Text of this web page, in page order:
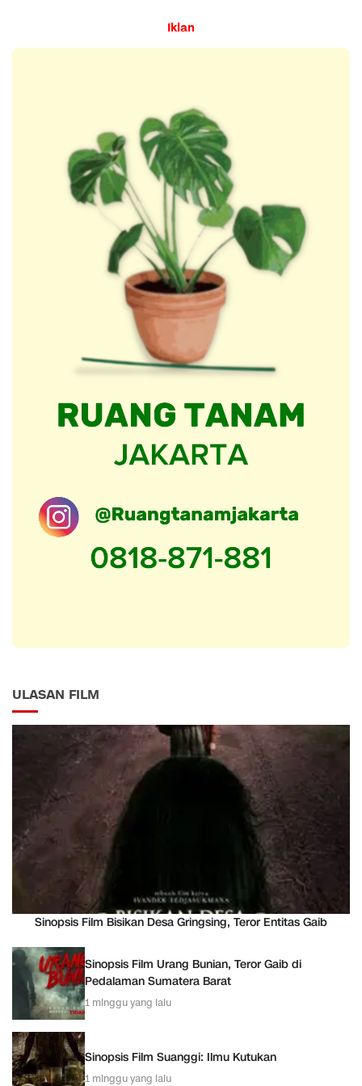
Iklan
ULASAN FILM
Sinopsis Film Bisikan Desa Gringsing, Teror Entitas Gaib
Sinopsis Film Urang Bunian, Teror Gaib di
Pedalaman Sumatera Barat
1 minggu yang lalu
Sinopsis Film Suanggi: Ilmu Kutukan
1 minggu yang lalu